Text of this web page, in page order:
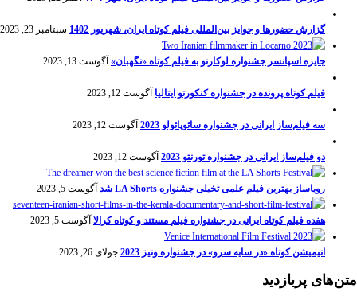
گزارش حضورها و جوایز بین‌المللی فیلم کوتاه ایران، شهریور 1402 سپتامبر 23, 2023
جایزه اسپانسر جشنواره لوکارنو به فیلم کوتاه «نگهبان» آگوست 13, 2023
فیلم کوتاه پرونده در جشنواره کنکورتو ایتالیا آگوست 12, 2023
سه فیلم‌ساز ایرانی در جشنواره سائوپائولو 2023 آگوست 12, 2023
دو فیلم‌ساز ایرانی در جشنواره تورنتو 2023 آگوست 12, 2023
رویاساز بهترین فیلم علمی تخیلی جشنواره LA Shorts شد آگوست 5, 2023
هفده فیلم کوتاه ایرانی در جشنواره فیلم مستند و کوتاه کرالا آگوست 5, 2023
انیمیشن کوتاه «در سایه سرو» در جشنواره ونیز 2023 جولای 26, 2023
متن‌های پربازدید